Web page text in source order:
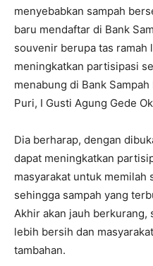
menyebabkan sampah
baru mendaftar di Bank
souvenir berupa tas ramah
meningkatkan partisipasi
menabung di Bank Sampah
Puri, I Gusti Agung Gede
Dia berharap, dengan
dapat meningkatkan
masyarakat untuk memilah
sehingga sampah yang
Akhir akan jauh
lebih bersih dan
tambahan.